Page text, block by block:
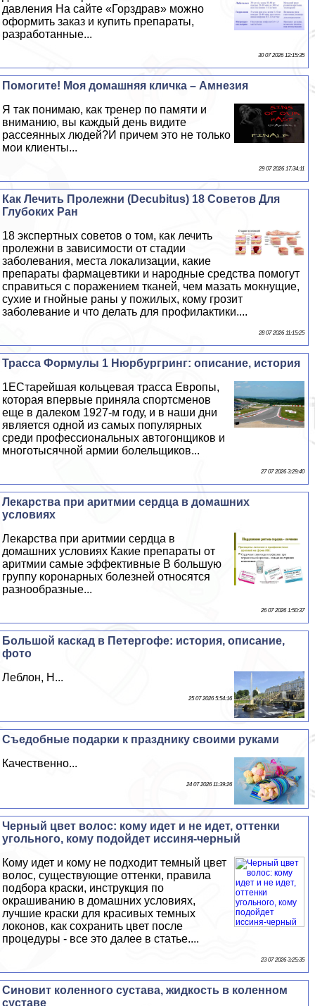
давления На сайте «Горздрав» можно
оформить заказ и купить препараты,
разработанные...
30 07 2026 12:15:35
Помогите! Моя домашняя кличка – Амнезия
Я так понимаю, как тренер по памяти и
вниманию, вы каждый день видите
рассеянных людей?И причем это не только
мои клиенты...
29 07 2026 17:34:11
Как Лечить Пролежни (Decubitus) 18 Советов Для
Глубоких Ран
18 экспертных советов о том, как лечить
пролежни в зависимости от стадии
заболевания, места локализации, какие
препараты фармацевтики и народные средства помогут
справиться с поражением тканей, чем мазать мокнущие,
сухие и гнойные раны у пожилых, кому грозит
заболевание и что делать для профилактики....
28 07 2026 11:15:25
Трасса Формулы 1 Нюрбургринг: описание, история
1EСтарейшая кольцевая трасса Европы,
которая впервые приняла спортсменов
еще в далеком 1927-м году, и в наши дни
является одной из самых популярных
среди профессиональных автогонщиков и
многотысячной армии болельщиков...
27 07 2026 3:29:40
Лекарства при аритмии сердца в домашних
условиях
Лекарства при аритмии сердца в
домашних условиях Какие препараты от
аритмии самые эффективные В большую
группу коронарных болезней относятся
разнообразные...
26 07 2026 1:50:37
Большой каскад в Петергофе: история, описание,
фото
Лeблон, Н...
25 07 2026 5:54:16
Съедобные подарки к празднику своими руками
Качественно...
24 07 2026 11:39:26
Черный цвет волос: кому идет и не идет, оттенки
угольного, кому подойдет иссиня-черный
Кому идет и кому не подходит темный цвет
волос, существующие оттенки, правила
подбора краски, инструкция по
окрашиванию в домашних условиях,
лучшие краски для красивых темных
локонов, как сохранить цвет после
процедуры - все это далее в статье....
23 07 2026 3:25:35
Синовит коленного сустава, жидкость в коленном
суставе